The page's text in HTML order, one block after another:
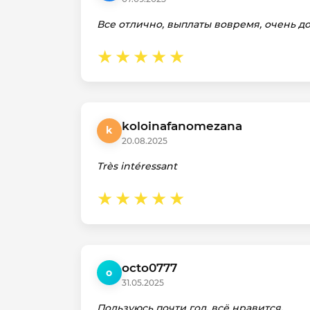
Все отлично, выплаты вовремя, очень
k koloinafanomezana
20.08.2025
Très intéressant
o octo0777
31.05.2025